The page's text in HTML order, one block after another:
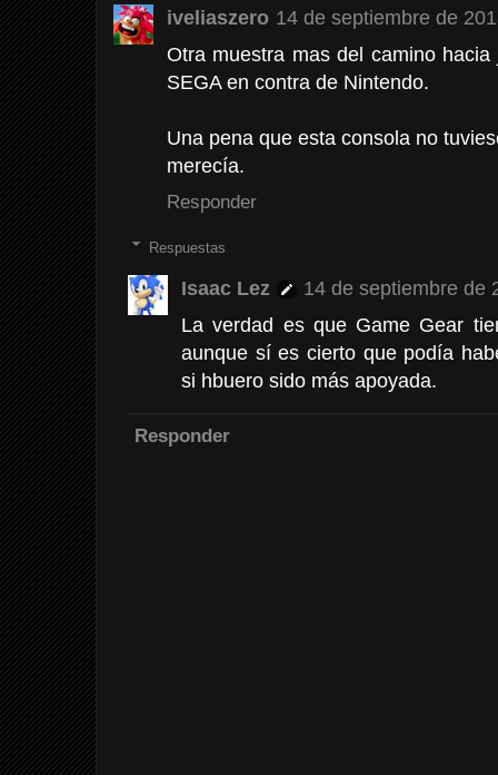
iveliaszero 14 de septiembre de
Otra muestra mas del camino
SEGA en contra de Nintendo.
Una pena que esta consola no
merecía.
Responder
Respuestas
Isaac Lez
14 de septiembre de
La verdad es que Game Gear
aunque sí es cierto que podía
si hbuero sido más apoyada.
Responder